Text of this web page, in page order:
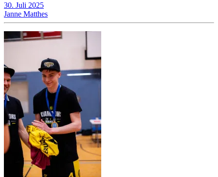
30. Juli 2025
Janne Matthes